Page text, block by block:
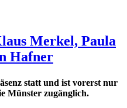
Merkel, Paula
Hafner
statt und ist vorerst nur
Münster zugänglich.